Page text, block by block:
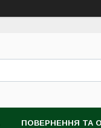
ПОВЕРНЕННЯ ТА